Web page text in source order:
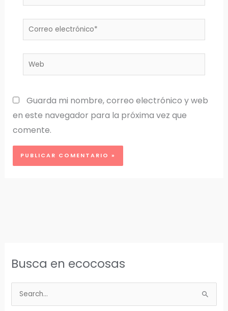
Correo
electrónico*
Web
Guarda mi nombre, correo electrónico y web
en este navegador para la próxima vez que
comente.
Busca en ecocosas